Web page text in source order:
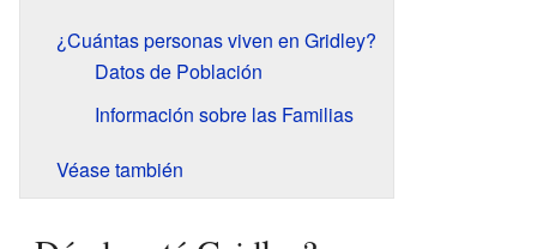
¿Cuántas personas viven en Gridley?
Datos de Población
Información sobre las Familias
Véase también